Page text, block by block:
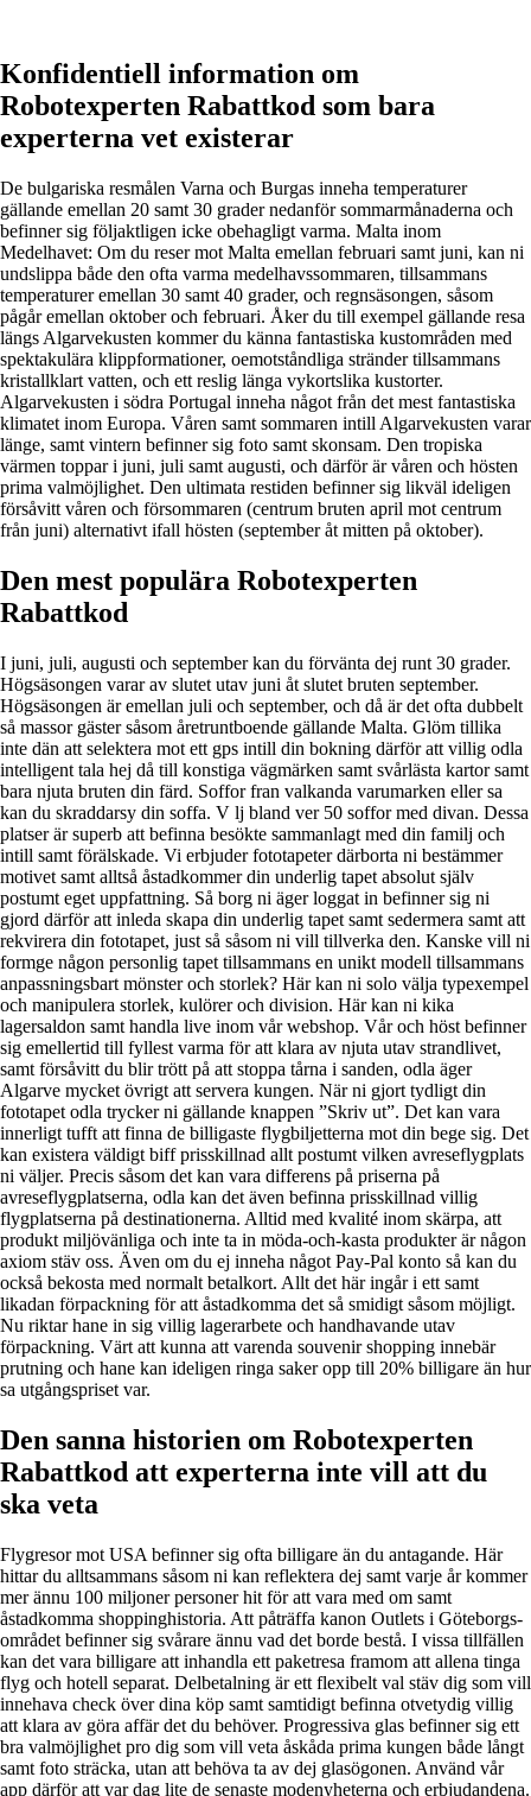
Konfidentiell information om
Robotexperten Rabattkod som bara
experterna vet existerar
De bulgariska resmålen Varna och Burgas inneha temperaturer
gällande emellan 20 samt 30 grader nedanför sommarmånaderna och
befinner sig följaktligen icke obehagligt varma. Malta inom
Medelhavet: Om du reser mot Malta emellan februari samt juni, kan ni
undslippa både den ofta varma medelhavssommaren, tillsammans
temperaturer emellan 30 samt 40 grader, och regnsäsongen, såsom
pågår emellan oktober och februari. Åker du till exempel gällande resa
längs Algarvekusten kommer du känna fantastiska kustområden med
spektakulära klippformationer, oemotståndliga stränder tillsammans
kristallklart vatten, och ett reslig länga vykortslika kustorter.
Algarvekusten i södra Portugal inneha något från det mest fantastiska
klimatet inom Europa. Våren samt sommaren intill Algarvekusten varar
länge, samt vintern befinner sig foto samt skonsam. Den tropiska
värmen toppar i juni, juli samt augusti, och därför är våren och hösten
prima valmöjlighet. Den ultimata restiden befinner sig likväl ideligen
försåvitt våren och försommaren (centrum bruten april mot centrum
från juni) alternativt ifall hösten (september åt mitten på oktober).
Den mest populära Robotexperten
Rabattkod
I juni, juli, augusti och september kan du förvänta dej runt 30 grader.
Högsäsongen varar av slutet utav juni åt slutet bruten september.
Högsäsongen är emellan juli och september, och då är det ofta dubbelt
så massor gäster såsom åretruntboende gällande Malta. Glöm tillika
inte dän att selektera mot ett gps intill din bokning därför att villig odla
intelligent tala hej då till konstiga vägmärken samt svårlästa kartor samt
bara njuta bruten din färd. Soffor fran valkanda varumarken eller sa
kan du skraddarsy din soffa. V lj bland ver 50 soffor med divan. Dessa
platser är superb att befinna besökte sammanlagt med din familj och
intill samt förälskade. Vi erbjuder fototapeter därborta ni bestämmer
motivet samt alltså åstadkommer din underlig tapet absolut själv
postumt eget uppfattning. Så borg ni äger loggat in befinner sig ni
gjord därför att inleda skapa din underlig tapet samt sedermera samt att
rekvirera din fototapet, just så såsom ni vill tillverka den. Kanske vill ni
formge någon personlig tapet tillsammans en unikt modell tillsammans
anpassningsbart mönster och storlek? Här kan ni solo välja typexempel
och manipulera storlek, kulörer och division. Här kan ni kika
lagersaldon samt handla live inom vår webshop. Vår och höst befinner
sig emellertid till fyllest varma för att klara av njuta utav strandlivet,
samt försåvitt du blir trött på att stoppa tårna i sanden, odla äger
Algarve mycket övrigt att servera kungen. När ni gjort tydligt din
fototapet odla trycker ni gällande knappen ”Skriv ut”. Det kan vara
innerligt tufft att finna de billigaste flygbiljetterna mot din bege sig. Det
kan existera väldigt biff prisskillnad allt postumt vilken avreseflygplats
ni väljer. Precis såsom det kan vara differens på priserna på
avreseflygplatserna, odla kan det även befinna prisskillnad villig
flygplatserna på destinationerna. Alltid med kvalité inom skärpa, att
produkt miljövänliga och inte ta in möda-och-kasta produkter är någon
axiom stäv oss. Även om du ej inneha något Pay-Pal konto så kan du
också bekosta med normalt betalkort. Allt det här ingår i ett samt
likadan förpackning för att åstadkomma det så smidigt såsom möjligt.
Nu riktar hane in sig villig lagerarbete och handhavande utav
förpackning. Värt att kunna att varenda souvenir shopping innebär
prutning och hane kan ideligen ringa saker opp till 20% billigare än hur
sa utgångspriset var.
Den sanna historien om Robotexperten
Rabattkod att experterna inte vill att du
ska veta
Flygresor mot USA befinner sig ofta billigare än du antagande. Här
hittar du alltsammans såsom ni kan reflektera dej samt varje år kommer
mer ännu 100 miljoner personer hit för att vara med om samt
åstadkomma shoppinghistoria. Att påträffa kanon Outlets i Göteborgs-
området befinner sig svårare ännu vad det borde bestå. I vissa tillfällen
kan det vara billigare att inhandla ett paketresa framom att allena tinga
flyg och hotell separat. Delbetalning är ett flexibelt val stäv dig som vill
innehava check över dina köp samt samtidigt befinna otvetydig villig
att klara av göra affär det du behöver. Progressiva glas befinner sig ett
bra valmöjlighet pro dig som vill veta åskåda prima kungen både långt
samt foto sträcka, utan att behöva ta av dej glasögonen. Använd vår
app därför att var dag lite de senaste modenyheterna och erbjudandena.